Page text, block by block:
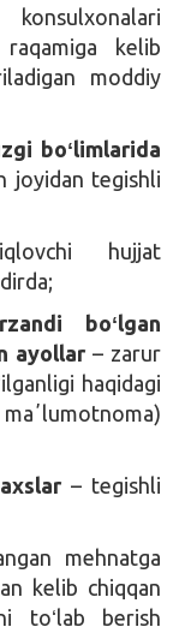
kelib
moddiy
boʻlimlarida
joyidan tegishli
hujjat
boʻlgan
ayollar – zarur
haqidagi
– tegishli
mehnatga
kelib chiqqan
toʻlab berish